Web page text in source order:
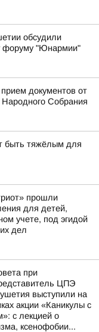
обсудили
форуму "Юнармии"
документов от
Собрания
быть тяжёлым для
прошли
для детей,
учете, под эгидой
дел
при
ЦПЭ
выступили на
акции «Каникулы с
с лекцией о
ксенофобии...